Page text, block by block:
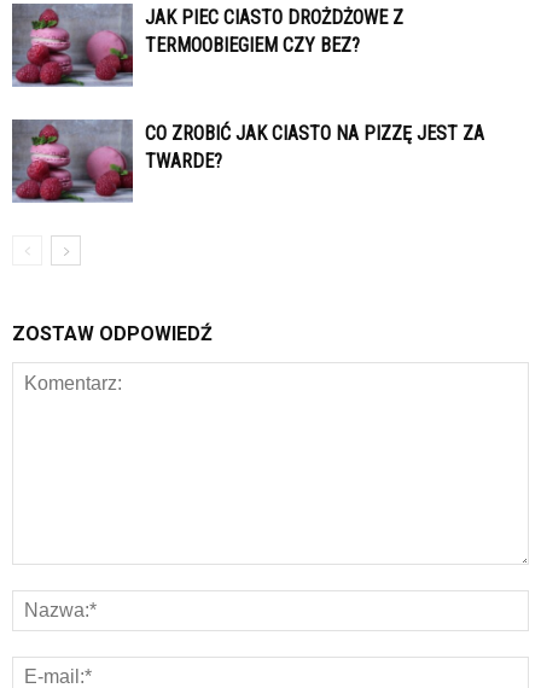
JAK PIEC CIASTO DROŻDŻOWE Z
TERMOOBIEGIEM CZY BEZ?
CO ZROBIĆ JAK CIASTO NA PIZZĘ JEST ZA
TWARDE?
ZOSTAW ODPOWIEDŹ